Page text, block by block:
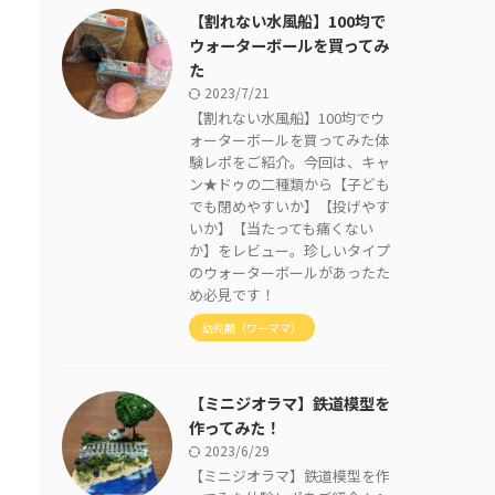
【割れない水風船】100均で
ウォーターボールを買ってみ
た
2023/7/21
【割れない水風船】100均でウ
ォーターボールを買ってみた体
験レポをご紹介。今回は、キャ
ン★ドゥの二種類から【子ども
でも閉めやすいか】【投げやす
いか】【当たっても痛くない
か】をレビュー。珍しいタイプ
のウォーターボールがあったた
め必見です！
幼児期（ワーママ）
【ミニジオラマ】鉄道模型を
作ってみた！
2023/6/29
【ミニジオラマ】鉄道模型を作